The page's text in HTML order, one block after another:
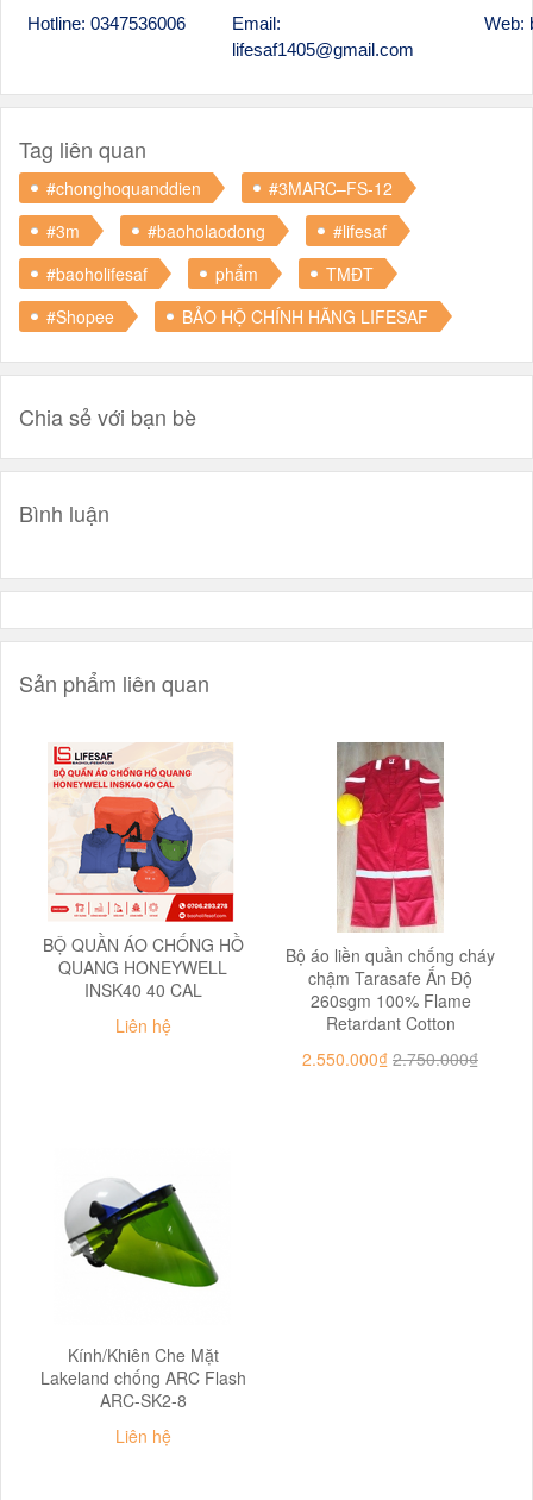
Hotline: 0347536006
Email:
lifesaf1405@gmail.com
Web:
Tag liên quan
#chonghoquanddien
#3MARC–FS-12
#3m
#baoholaodong
#lifesaf
#baoholifesaf
phẩm
TMĐT
#Shopee
BẢO HỘ CHÍNH HÃNG LIFESAF
Chia sẻ với bạn bè
Bình luận
Sản phẩm liên quan
BỘ QUẦN ÁO CHỐNG HỒ
QUANG HONEYWELL
INSK40 40 CAL
Liên hệ
Bộ áo liền quần chống cháy
chậm Tarasafe Ấn Độ
260sgm 100% Flame
Retardant Cotton
2.550.000₫ 2.750.000₫
Kính/Khiên Che Mặt
Lakeland chống ARC Flash
ARC-SK2-8
Liên hệ